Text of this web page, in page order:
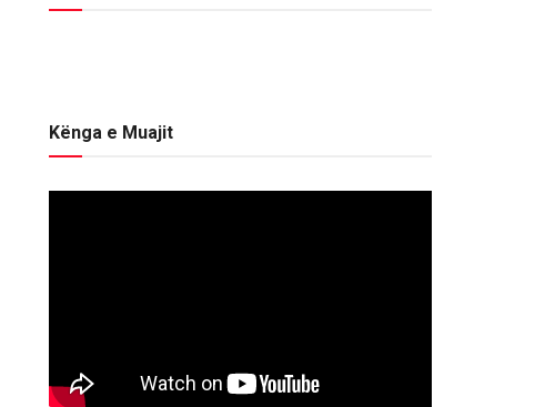
Kënga e Muajit